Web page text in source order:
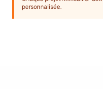
personnalisée.